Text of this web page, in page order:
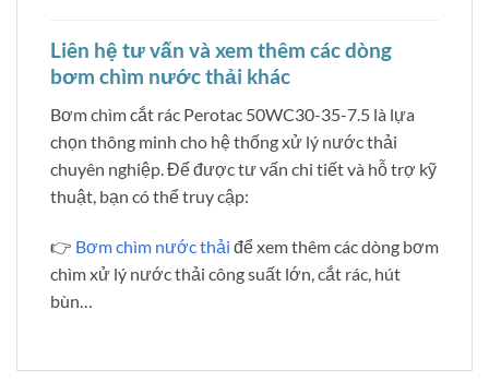
Liên hệ tư vấn và xem thêm các dòng
bơm chìm nước thải khác
Bơm chìm cắt rác Perotac 50WC30-35-7.5 là lựa
chọn thông minh cho hệ thống xử lý nước thải
chuyên nghiệp. Để được tư vấn chi tiết và hỗ trợ kỹ
thuật, bạn có thể truy cập:
👉 Bơm chìm nước thải để xem thêm các dòng bơm
chìm xử lý nước thải công suất lớn, cắt rác, hút
bùn…